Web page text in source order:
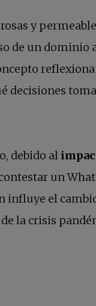
y
de un dominio
decisiones
debido al
un
influye el
la crisis